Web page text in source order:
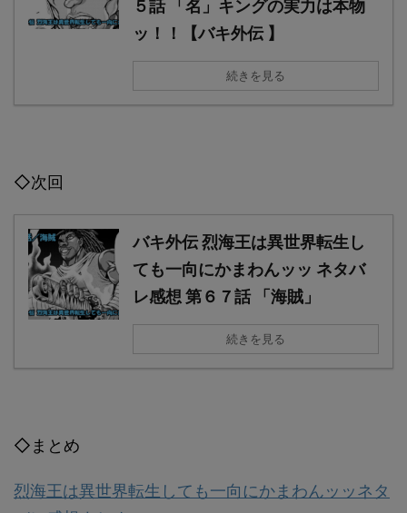
５話 「名」キングの実力は本物
ッ！！【バキ外伝 】
続きを見る
◇次回
バキ外伝 烈海王は異世界転生し
ても一向にかまわんッッ ネタバ
レ感想 第６７話 「海賊」
続きを見る
◇まとめ
烈海王は異世界転生しても一向にかまわんッッネタ